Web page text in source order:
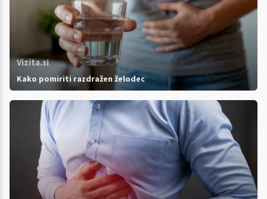
Vizita.si
Kako pomiriti razdražen želodec